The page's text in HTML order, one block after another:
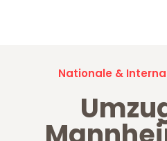
Nationale &